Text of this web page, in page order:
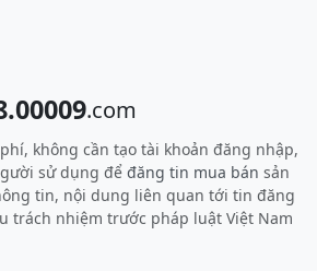
.com
không cần tạo tài khoản đăng nhập,
sử dụng để đăng tin mua bán sản
tin, nội dung liên quan tới tin đăng
trách nhiệm trước pháp luật Việt Nam